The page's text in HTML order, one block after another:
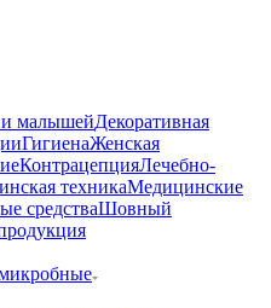
малышейДекоративная
ГигиенаЖенская
КонтрацепцияЛечебно-
техникаМедицинские
средстваШовный